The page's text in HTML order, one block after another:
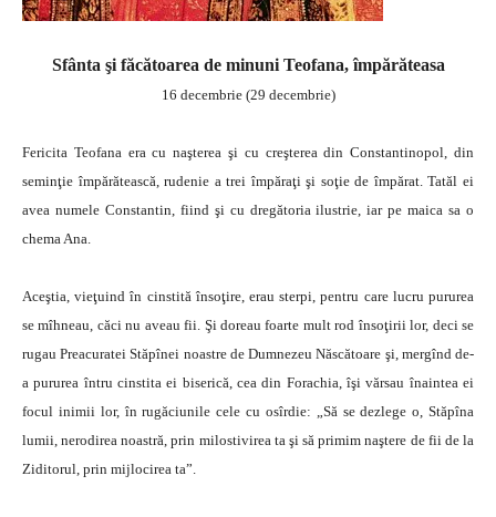
Sfânta şi făcătoarea de minuni Teofana, împărăteasa
16 decembrie (29 decembrie)
Fericita Teofana era cu naşterea şi cu creşterea din Constantinopol, din
seminţie împărătească, rudenie a trei împăraţi şi soţie de împărat. Tatăl ei
avea numele Constantin, fiind şi cu dregătoria ilustrie, iar pe maica sa o
chema Ana.
Aceştia, vieţuind în cinstită însoţire, erau sterpi, pentru care lucru pururea
se mîhneau, căci nu aveau fii. Şi doreau foarte mult rod însoţirii lor, deci se
rugau Preacuratei Stăpînei noastre de Dumnezeu Născătoare şi, mergînd de-
a pururea întru cinstita ei biserică, cea din Forachia, îşi vărsau înaintea ei
focul inimii lor, în rugăciunile cele cu osîrdie: „Să se dezlege o, Stăpîna
lumii, nerodirea noastră, prin milostivirea ta şi să primim naştere de fii de la
Ziditorul, prin mijlocirea ta”.